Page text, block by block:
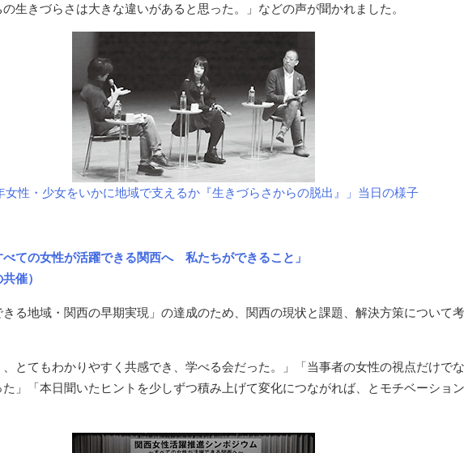
生きづらさは大きな違いがあると思った。」などの声が聞かれました。
女性・少女をいかに地域で支えるか『生きづらさからの脱出』」当日の様子
ての女性が活躍できる関西へ 私たちができること」
催）
きる地域・関西の早期実現」の達成のため、関西の現状と課題、解決方策について
とてもわかりやすく共感でき、学べる会だった。」「当事者の女性の視点だけで
」「本日聞いたヒントを少しずつ積み上げて変化につながれば、とモチベーショ